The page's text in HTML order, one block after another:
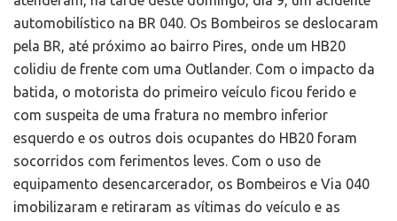
automobilístico na BR 040. Os Bombeiros se deslocaram
pela BR, até próximo ao bairro Pires, onde um HB20
colidiu de frente com uma Outlander. Com o impacto da
batida, o motorista do primeiro veículo ficou ferido e
com suspeita de uma fratura no membro inferior
esquerdo e os outros dois ocupantes do HB20 foram
socorridos com ferimentos leves. Com o uso de
equipamento desencarcerador, os Bombeiros e Via 040
imobilizaram e retiraram as vítimas do veículo e as